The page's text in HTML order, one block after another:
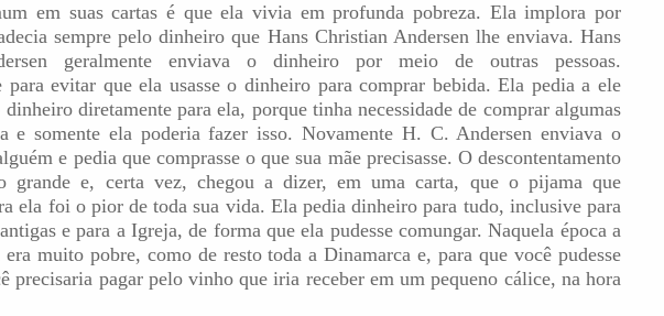
em suas cartas é que ela vivia em profunda pobreza. Ela implora por
sempre pelo dinheiro que Hans Christian Andersen lhe enviava. Hans
geralmente enviava o dinheiro por meio de outras pessoas.
para evitar que ela usasse o dinheiro para comprar bebida. Ela pedia a ele
dinheiro diretamente para ela, porque tinha necessidade de comprar algumas
e somente ela poderia fazer isso. Novamente H. C. Andersen enviava o
e pedia que comprasse o que sua mãe precisasse. O descontentamento
grande e, certa vez, chegou a dizer, em uma carta, que o pijama que
ela foi o pior de toda sua vida. Ela pedia dinheiro para tudo, inclusive para
e para a Igreja, de forma que ela pudesse comungar. Naquela época a
muito pobre, como de resto toda a Dinamarca e, para que você pudesse
precisaria pagar pelo vinho que iria receber em um pequeno cálice, na hora